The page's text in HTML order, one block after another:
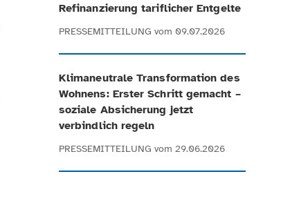
Refinanzierung tariflicher Entgelte
PRESSEMITTEILUNG vom 09.07.2026
Klimaneutrale Transformation des
Wohnens: Erster Schritt gemacht –
soziale Absicherung jetzt
verbindlich regeln
PRESSEMITTEILUNG vom 29.06.2026